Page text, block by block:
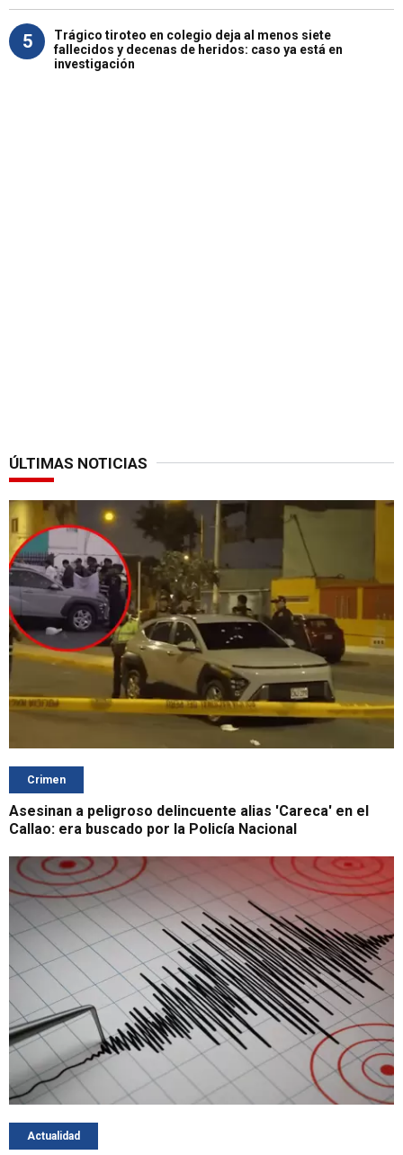
5
Trágico tiroteo en colegio deja al menos siete
fallecidos y decenas de heridos: caso ya está en
investigación
ÚLTIMAS NOTICIAS
Crimen
Asesinan a peligroso delincuente alias 'Careca' en el
Callao: era buscado por la Policía Nacional
Actualidad